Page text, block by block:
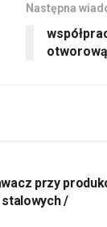
Następna
otworową
przy
/